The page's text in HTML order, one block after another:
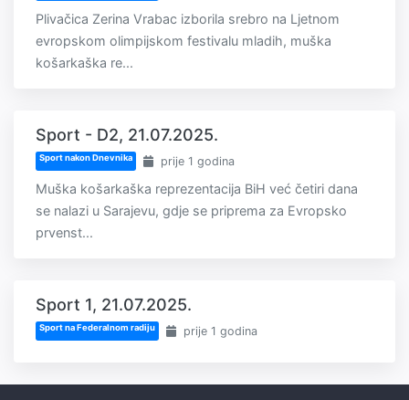
Plivačica Zerina Vrabac izborila srebro na Ljetnom
evropskom olimpijskom festivalu mladih, muška
košarkaška re...
Sport - D2, 21.07.2025.
Sport nakon Dnevnika prije 1 godina
Muška košarkaška reprezentacija BiH već četiri dana
se nalazi u Sarajevu, gdje se priprema za Evropsko
prvenst...
Sport 1, 21.07.2025.
Sport na Federalnom radiju prije 1 godina